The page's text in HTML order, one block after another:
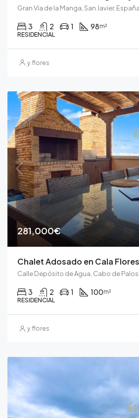
Gran Vía de la Manga, San Javier, España
3 2 1 98m²
RESIDENCIAL
y.flores
281,000€
Chalet Adosado en Cala Flores
Calle Depósito de Agua, Cabo de
3 2 1 100m²
RESIDENCIAL
y.flores